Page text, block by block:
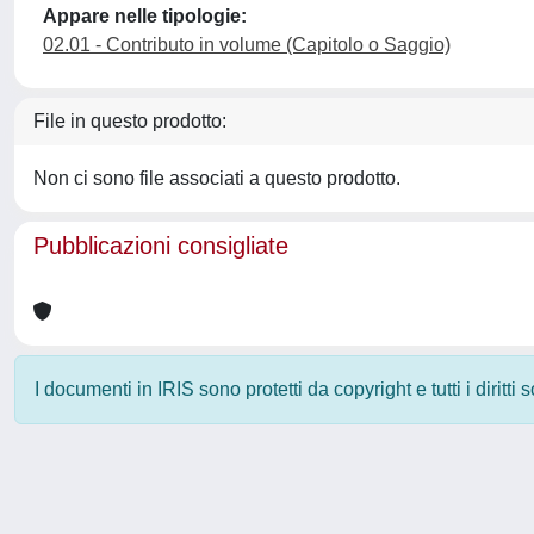
Appare nelle tipologie:
02.01 - Contributo in volume (Capitolo o Saggio)
File in questo prodotto:
Non ci sono file associati a questo prodotto.
Pubblicazioni consigliate
I documenti in IRIS sono protetti da copyright e tutti i diritti